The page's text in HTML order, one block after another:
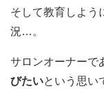
そして教育しよう
況…。
サロンオーナーで
びたいという思い